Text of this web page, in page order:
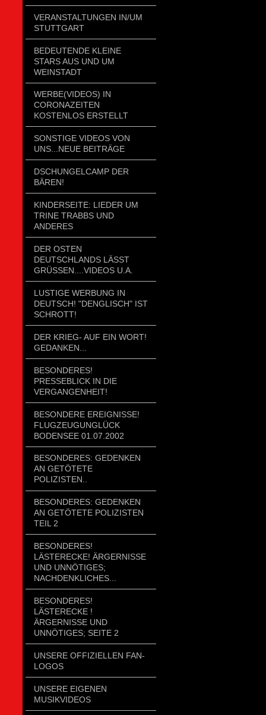
VERANSTALTUNGEN IN/UM
STUTTGART
BEDEUTENDE KLEINE
STARS AUS UND UM
WEINSTADT
WERBE(VIDEOS) IN
CORONAZEITEN
KOSTENLOS ERSTELLT
SONSTIGE VIDEOS VON
UNS...NEUE BEITRÄGE
DSCHUNGELCAMP DER
BÄREN!
KINDERSEITE: LIEDER UM
TRINE TRABBS UND
ANDERES
DER OSTEN
DEUTSCHLANDS LÄSST
GRÜSSEN....VIDEOS U.A.
LUSTIGE WERBUNG IN
DEUTSCH! "DENGLISCH" IST
SCHROTT!
DER KRIEG- AUF EIN WORT!
GEDANKEN...
BESONDERES!
PRESSEBLICK IN DIE
VERGANGENHEIT!
BESONDERE EREIGNISSE!
FLUGZEUGUNGLÜCK
BODENSEE 01.07.2002
BESONDERES: GEDENKEN
AN GETÖTETE
POLIZISTEN..
BESONDERES: GEDENKEN
AN GETÖTETE POLIZISTEN
TEIL 2
BESONDERES!
LÄSTERECKE! ÄRGERNISSE
UND UNNÖTIGES;
NACHDENKLICHES...
BESONDERES!
LÄSTERECKE !
ÄRGERNISSE UND
UNNÖTIGES; SEITE 2
UNSERE OFFIZIELLEN FAN-
LOGOS
UNSERE EIGENEN
MUSIKVIDEOS